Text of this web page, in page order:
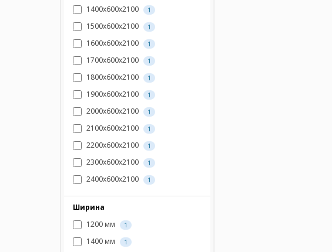
1400х600х2100 1
1500х600х2100 1
1600х600х2100 1
1700х600х2100 1
1800х600х2100 1
1900х600х2100 1
2000х600х2100 1
2100х600х2100 1
2200х600х2100 1
2300х600х2100 1
2400х600х2100 1
Ширина
1200 мм
1
1400 мм 1